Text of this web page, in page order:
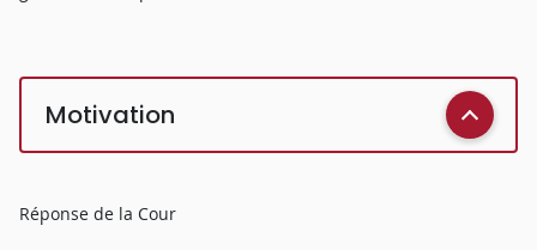
Motivation
Réponse de la Cour